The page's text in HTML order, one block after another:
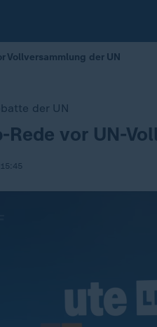
Vollversammlung der UN
der UN
Rede vor UN-